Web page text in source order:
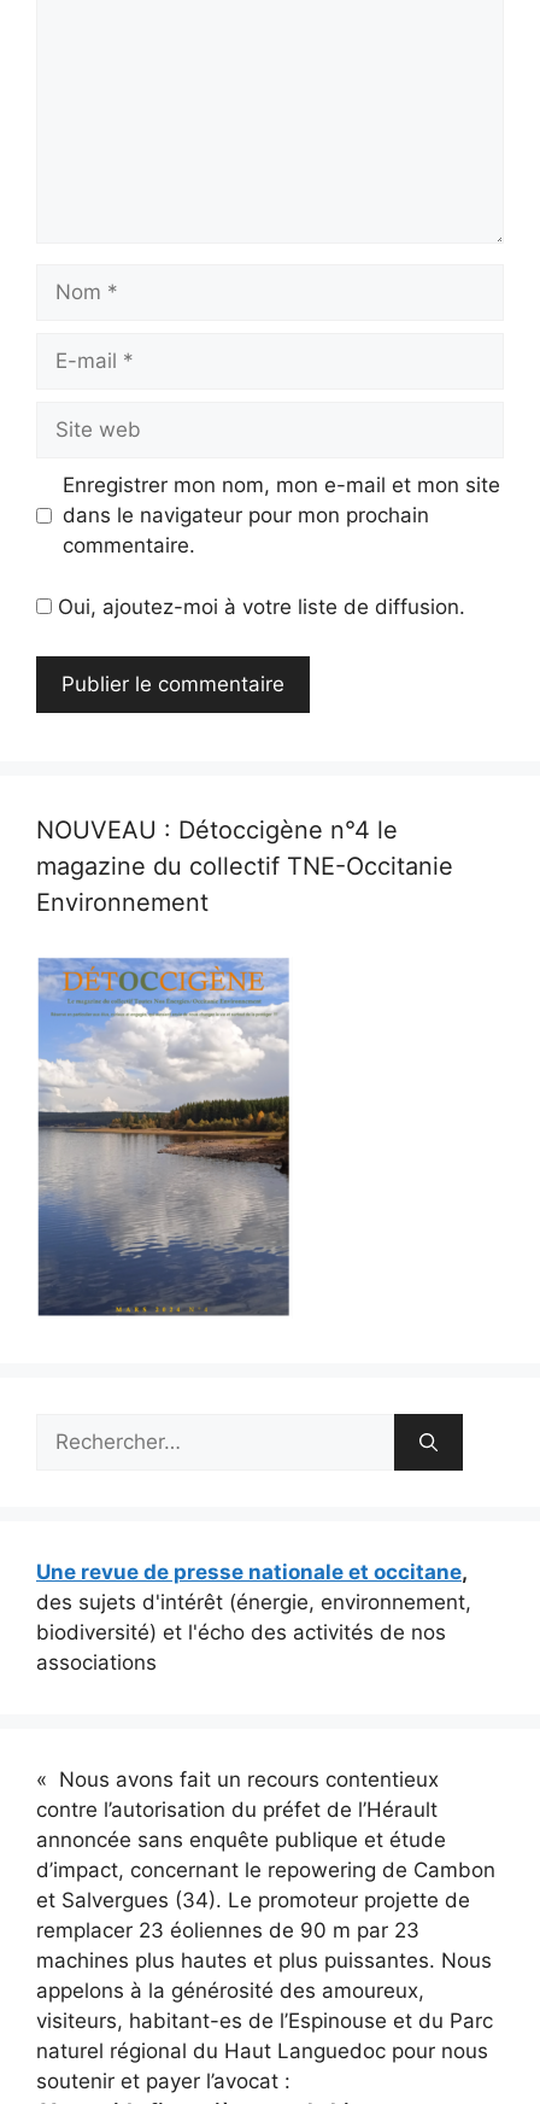
Nom
Site
web
Enregistrer mon nom, mon e-mail et mon site
dans le navigateur pour mon prochain
commentaire.
Oui, ajoutez-moi à votre liste de diffusion.
NOUVEAU : Détoccigène n°4 le
magazine du collectif TNE-Occitanie
Environnement
Rechercher :
Une revue de presse nationale et occitane,
des sujets d'intérêt (énergie, environnement,
biodiversité) et l'écho des activités de nos
associations
« Nous avons fait un recours contentieux
contre l’autorisation du préfet de l’Hérault
annoncée sans enquête publique et étude
d’impact, concernant le repowering de Cambon
et Salvergues (34). Le promoteur projette de
remplacer 23 éoliennes de 90 m par 23
machines plus hautes et plus puissantes. Nous
appelons à la générosité des amoureux,
visiteurs, habitant-es de l’Espinouse et du Parc
naturel régional du Haut Languedoc pour nous
soutenir et payer l’avocat :